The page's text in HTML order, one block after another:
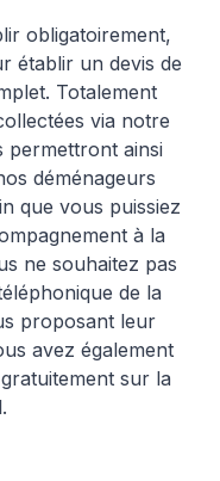
obligatoirement,
établir un devis de
Totalement
via notre
permettront ainsi
déménageurs
que vous puissiez
à la
ne souhaitez pas
de la
proposant leur
avez également
sur la